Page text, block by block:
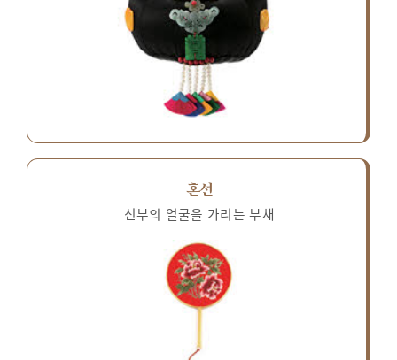
혼선
신부의 얼굴을 가리는 부채